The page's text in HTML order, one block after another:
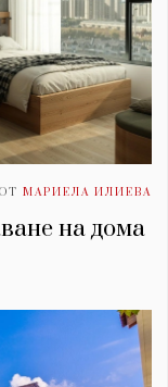
ОТ МАРИЕЛА ИЛИЕВА
на дома